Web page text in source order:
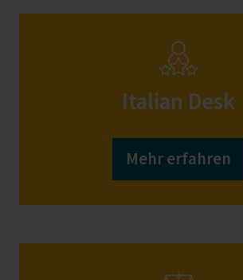
Italian Desk
Mehr erfahren